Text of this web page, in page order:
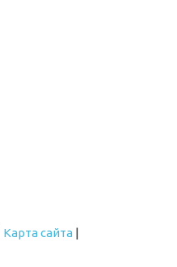
Карта сайта |